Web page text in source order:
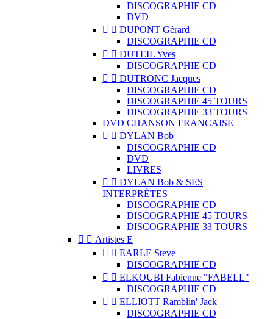
DISCOGRAPHIE CD
DVD
  DUPONT Gérard
DISCOGRAPHIE CD
  DUTEIL Yves
DISCOGRAPHIE CD
  DUTRONC Jacques
DISCOGRAPHIE CD
DISCOGRAPHIE 45 TOURS
DISCOGRAPHIE 33 TOURS
DVD CHANSON FRANCAISE
  DYLAN Bob
DISCOGRAPHIE CD
DVD
LIVRES
  DYLAN Bob & SES
INTERPRÈTES
DISCOGRAPHIE CD
DISCOGRAPHIE 45 TOURS
DISCOGRAPHIE 33 TOURS
  Artistes E
  EARLE Steve
DISCOGRAPHIE CD
  ELKOUBI Fabienne "FABELL"
DISCOGRAPHIE CD
  ELLIOTT Ramblin' Jack
DISCOGRAPHIE CD